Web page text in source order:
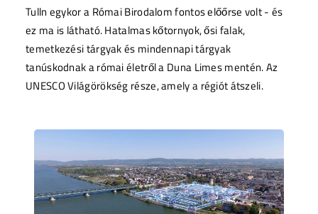
Tulln egykor a Római Birodalom fontos előőrse volt - és
ez ma is látható. Hatalmas kőtornyok, ősi falak,
temetkezési tárgyak és mindennapi tárgyak
tanúskodnak a római életről a Duna Limes mentén. Az
UNESCO Világörökség része, amely a régiót átszeli.